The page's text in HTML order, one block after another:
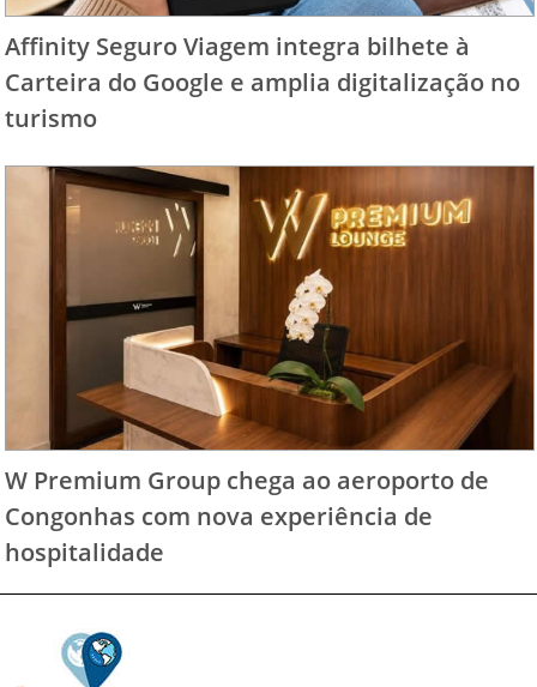
Affinity Seguro Viagem integra bilhete à
Carteira do Google e amplia digitalização no
turismo
W Premium Group chega ao aeroporto de
Congonhas com nova experiência de
hospitalidade